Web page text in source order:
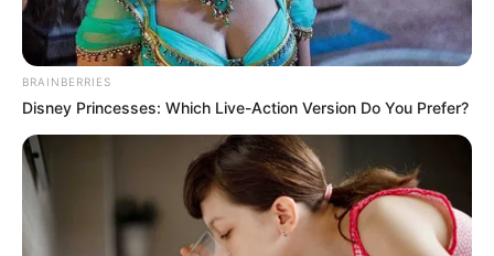
YOUTUBE ΕΓΓΡΑΦΕΊΤΕ
EMAIL ΑΚΟΛΟΥΘΉΣΤΕ
BRAINBERRIES
Disney Princesses: Which Live-Action Version Do You Prefer?